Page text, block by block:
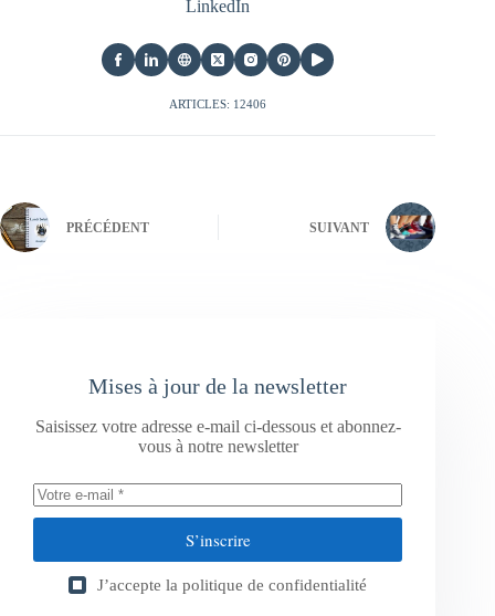
LinkedIn
ARTICLES: 12406
PRÉCÉDENT SUIVANT
Mises à jour de la newsletter
Saisissez votre adresse e-mail ci-dessous et abonnez-
vous à notre newsletter
S’inscrire
J’accepte la politique de confidentialité